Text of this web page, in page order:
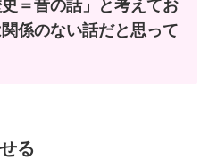
＝昔の話」と考えてお
係のない話だと思って
る